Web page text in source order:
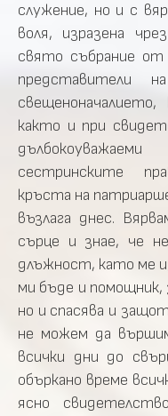
служение, но и с
воля, изразена
свято събрание от
представители
свещеноначалието,
както и при
сестринските
кръста на
възлага днес.
сърце и знае, че
длъжност, като ме
ми бъде и помощник,
но и спасява и
не можем да
всички дни до
объркано време
ясно